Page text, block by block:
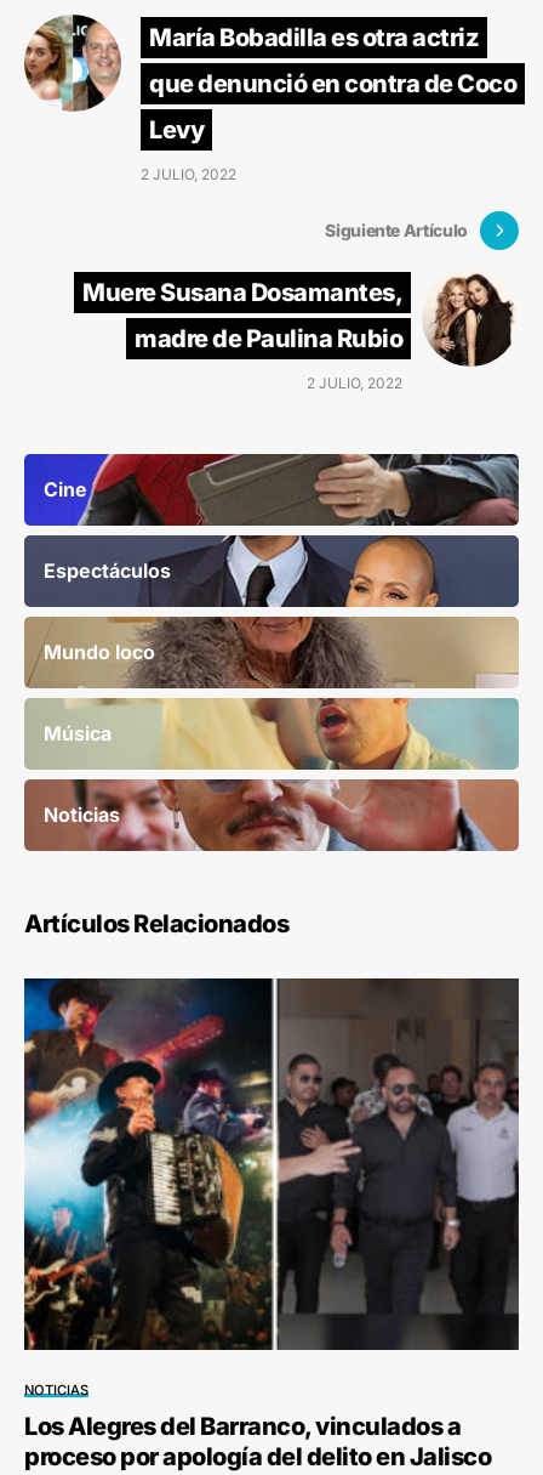
María Bobadilla es otra actriz
que denunció en contra de Coco
Levy
2 JULIO, 2022
Siguiente Artículo
Muere Susana Dosamantes,
madre de Paulina Rubio
2 JULIO, 2022
Cine
Espectáculos
Mundo loco
Música
Noticias
Artículos Relacionados
NOTICIAS
Los Alegres del Barranco, vinculados a
proceso por apología del delito en Jalisco